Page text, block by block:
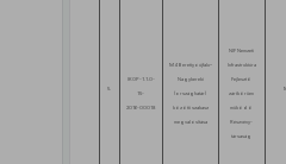
5.
IKOP-1.1.0-
15-
2016-00018
M4 Berettyóújfalu–
Nagykereki
(országhatár)
közötti szakasz
megvalósítása
NIF Nemzeti
Infrastruktúra
Fejlesztő
zártkörűen
működő
Részvény-
társaság